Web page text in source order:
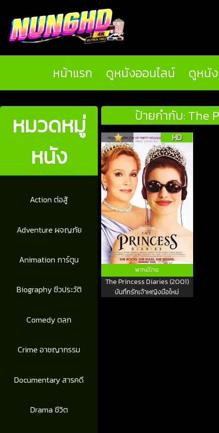
หน้าแรก ดูหนังออนไลน์ ดูหนั
หมวดหมู่
หนัง
Action ต่อสู้
Adventure ผจญภัย
Animation การ์ตูน
Biography ชีวประวัติ
Comedy ตลก
Crime อาชญากรรม
Documentary สารคดี
Drama ชีวิต
ป้ายกำกับ: The
HD
พากย์ไทย
The Princess Diaries (2001)
บันทึกรักเจ้าหญิงมือใหม่